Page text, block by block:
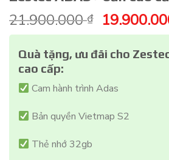
21.900.000₫ Giá
gốc
là:
Quà tặng, ưu đãi cho
cao cấp:
Cam hành trình Adas
Bản quyền Vietmap S2
Thẻ nhớ 32gb